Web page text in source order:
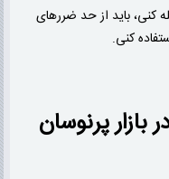
کنی، باید از حد ضررهای